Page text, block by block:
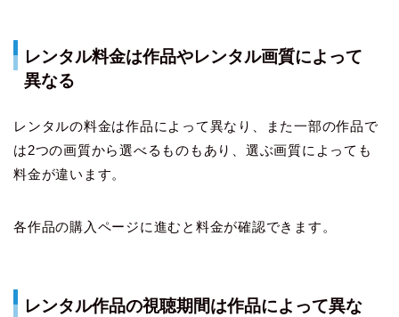
レンタル料金は作品やレンタル画質によって
異なる
レンタルの料金は作品によって異なり、また一部の作品で
は2つの画質から選べるものもあり、選ぶ画質によっても
料金が違います。
各作品の購入ページに進むと料金が確認できます。
レンタル作品の視聴期間は作品によって異な